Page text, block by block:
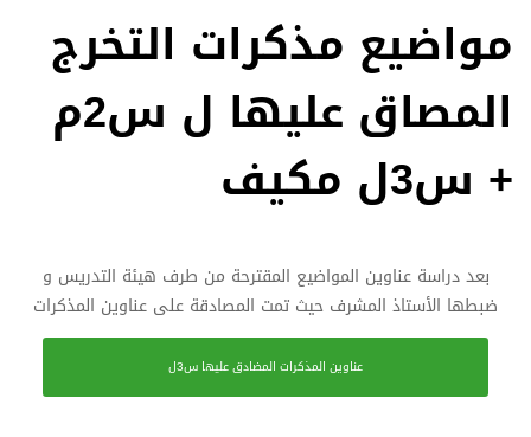
مواضيع مذكرات التخرج
المصاق عليها ل س2م
+ س3ل مكيف
بعد دراسة عناوين المواضيع المقترحة من طرف هيئة التدريس و
ضبطها الأستاذ المشرف حيث تمت المصادقة على عناوين المذكرات
عناوين المذكرات المضادق عليها س3ل